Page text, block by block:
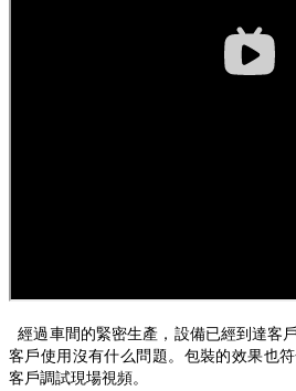
經過車間的緊密生產，設備已經到達客
客戶使用沒有什么問題。包裝的效果也
客戶調試現場視頻。